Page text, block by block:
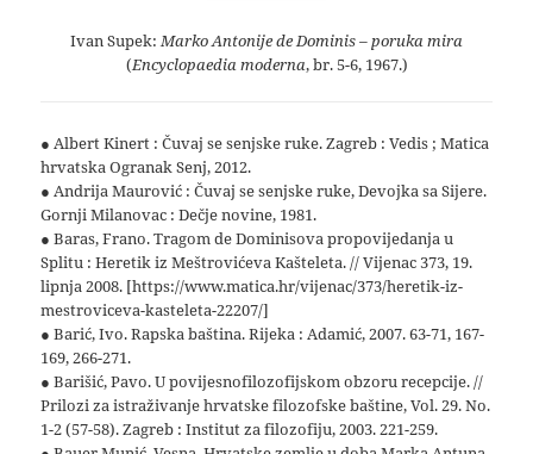
Ivan Supek: Marko Antonije de Dominis – poruka mira
(Encyclopaedia moderna, br. 5-6, 1967.)
● Albert Kinert : Čuvaj se senjske ruke. Zagreb : Vedis ; Matica
hrvatska Ogranak Senj, 2012.
● Andrija Maurović : Čuvaj se senjske ruke, Devojka sa Sijere.
Gornji Milanovac : Dečje novine, 1981.
● Baras, Frano. Tragom de Dominisova propovijedanja u
Splitu : Heretik iz Meštrovićeva Kašteleta. // Vijenac 373, 19.
lipnja 2008. [https://www.matica.hr/vijenac/373/heretik-iz-
mestroviceva-kasteleta-22207/]
● Barić, Ivo. Rapska baština. Rijeka : Adamić, 2007. 63-71, 167-
169, 266-271.
● Barišić, Pavo. U povijesnofilozofijskom obzoru recepcije. //
Prilozi za istraživanje hrvatske filozofske baštine, Vol. 29. No.
1-2 (57-58). Zagreb : Institut za filozofiju, 2003. 221-259.